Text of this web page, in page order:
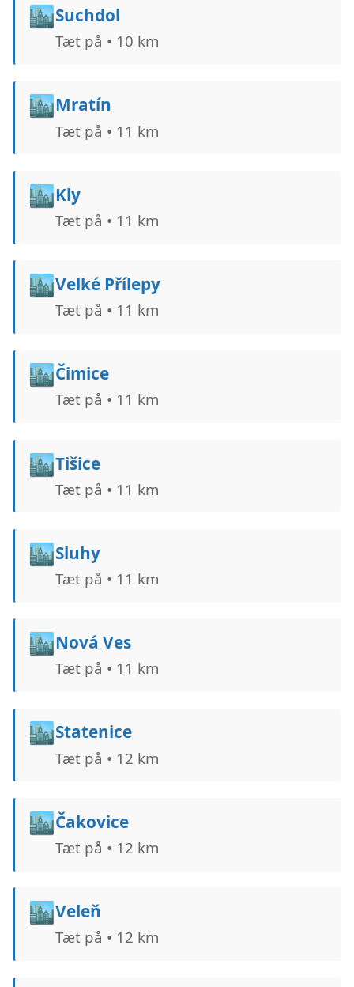
🏙️Suchdol
Tæt på • 10 km
🏙️Mratín
Tæt på • 11 km
🏙️Kly
Tæt på • 11 km
🏙️Velké Přílepy
Tæt på • 11 km
🏙️Čimice
Tæt på • 11 km
🏙️Tišice
Tæt på • 11 km
🏙️Sluhy
Tæt på • 11 km
🏙️Nová Ves
Tæt på • 11 km
🏙️Statenice
Tæt på • 12 km
🏙️Čakovice
Tæt på • 12 km
🏙️Veleň
Tæt på • 12 km